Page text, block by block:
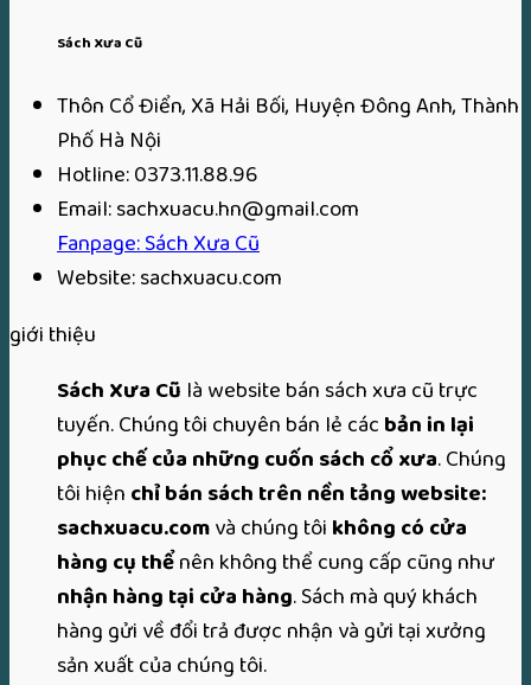
Sách Xưa Cũ
Thôn Cổ Điển, Xã Hải Bối, Huyện Đông Anh, Thành
Phố Hà Nội
Hotline: 0373.11.88.96
Email: sachxuacu.hn@gmail.com
Fanpage: Sách Xưa Cũ
Website: sachxuacu.com
giới thiệu
Sách Xưa Cũ là website bán sách xưa cũ trực
tuyến. Chúng tôi chuyên bán lẻ các bản in lại
phục chế của những cuốn sách cổ xưa. Chúng
tôi hiện chỉ bán sách trên nền tảng website:
sachxuacu.comvà chúng tôi không có cửa
hàng cụ thểnên không thể cung cấp cũng như
nhận hàng tại cửa hàng. Sách mà quý khách
hàng gửi về đổi trả được nhận và gửi tại xưởng
sản xuất của chúng tôi.